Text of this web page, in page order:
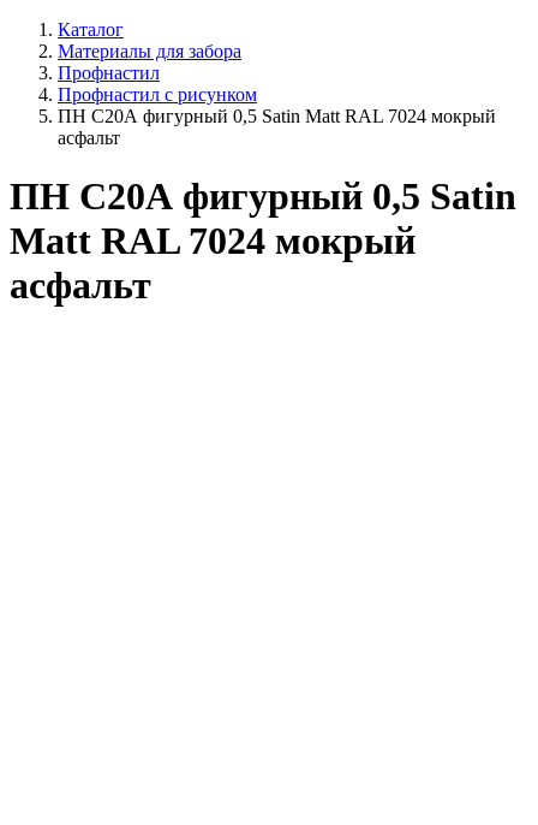
Каталог
Материалы для забора
Профнастил
Профнастил с рисунком
ПН С20А фигурный 0,5 Satin Matt RAL 7024 мокрый
асфальт
ПН С20А фигурный 0,5 Satin
Matt RAL 7024 мокрый
асфальт